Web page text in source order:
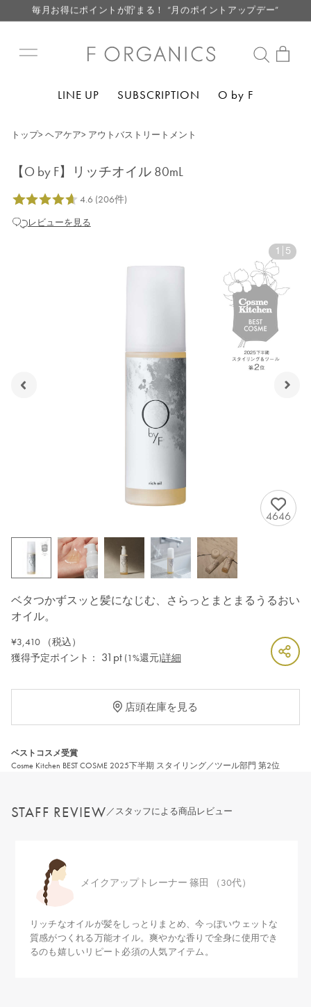
毎月お得にポイントが貯まる！ “月のポイントアップデー”
【重要】F ORGANICS Websiteの統合に関するお知らせ
毎月お得にポイントが貯まる！ “月のポイントアップデー”
LINE UP SUBSCRIPTION O by F
トップ> ヘアケア> アウトバストリートメント
【O by F】リッチオイル 80mL
レビューを見る
1 5
4646
ベタつかずスッと髪になじむ、さらっとまとまるうるおい
オイル。
¥3,410（税込）
獲得予定ポイント：
31pt (1%還元)詳細
店頭在庫を見る
ベストコスメ受賞
Cosme Kitchen BEST COSME 2025下半期 スタイリング／ツール部門 第2位
STAFF REVIEW／スタッフによる商品レビュー
メイクアップトレーナー 篠田 （30代）
リッチなオイルが髪をしっとりまとめ、今っぽいウェットな
質感がつくれる万能オイル。爽やかな香りで全身に使用でき
るのも嬉しいリピート必須の人気アイテム。